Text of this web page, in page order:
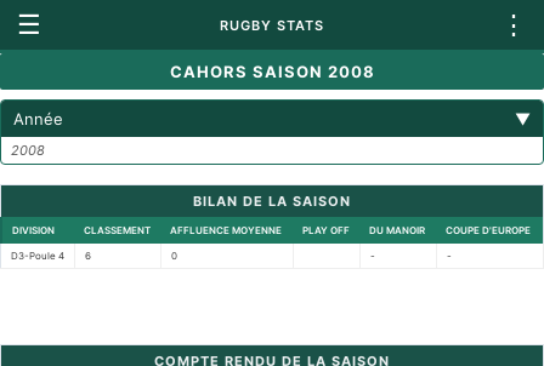
☰ RUGBY STATS ⋮
CAHORS SAISON 2008
Année ▼
2008
BILAN DE LA SAISON
DIVISION CLASSEMENT AFFLUENCE MOYENNE PLAY OFF DU MANOIR COUPE D'EUROPE
D3-Poule 4 6 0 - -
COMPTE RENDU DE LA SAISON